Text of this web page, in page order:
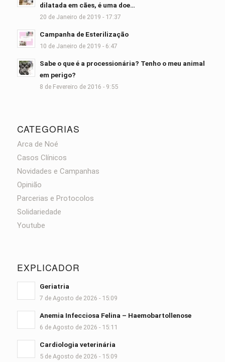
dilatada em cães, é uma doe…
20 de Janeiro de 2019 - 17:37
Campanha de Esterilização
10 de Janeiro de 2019 - 6:47
Sabe o que é a processionária? Tenho o meu animal
em perigo?
8 de Fevereiro de 2016 - 9:55
CATEGORIAS
Arca de Noé
Casos Clínicos
Novidades e Campanhas
Opinião
Parcerias e Protocolos
Solidariedade
Youtube
EXPLICADOR
Geriatria
7 de Agosto de 2026 - 15:09
Anemia Infecciosa Felina – Haemobartollenose
6 de Agosto de 2026 - 15:11
Cardiologia veterinária
5 de Agosto de 2026 - 15:09